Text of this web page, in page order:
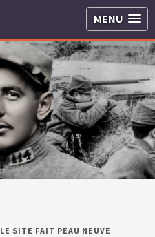
MENU
LE SITE FAIT PEAU NEUVE